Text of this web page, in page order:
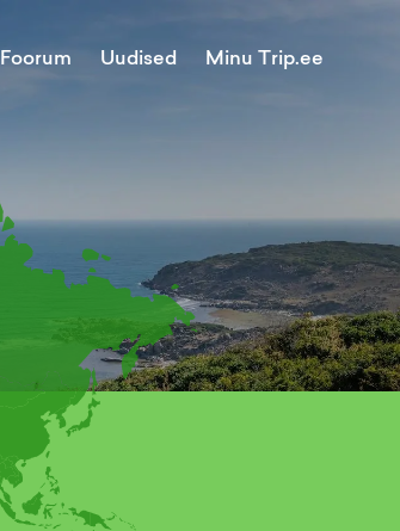
Foorum Uudised Minu Trip.ee